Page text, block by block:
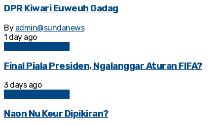
DPR Kiwari Euweuh Gadag
By admin@sundanews
1 day ago
Final Piala Presiden, Ngalanggar Aturan FIFA?
3 days ago
Naon Nu Keur Dipikiran?